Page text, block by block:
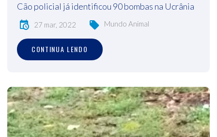
Cão policial já identificou 90 bombas na Ucrânia
27 mar, 2022 Mundo Animal
CONTINUA LENDO